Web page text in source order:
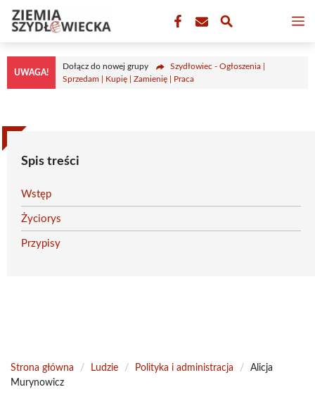
Przejdź
treści
UWAGA!
Dołącz do nowej grupy
Szydłowiec - Ogłoszenia |
Sprzedam | Kupię | Zamienię | Praca
Spis treści
Wstęp
Życiorys
Przypisy
Strona główna / Ludzie / Polityka i administracja /
Alicja
Murynowicz